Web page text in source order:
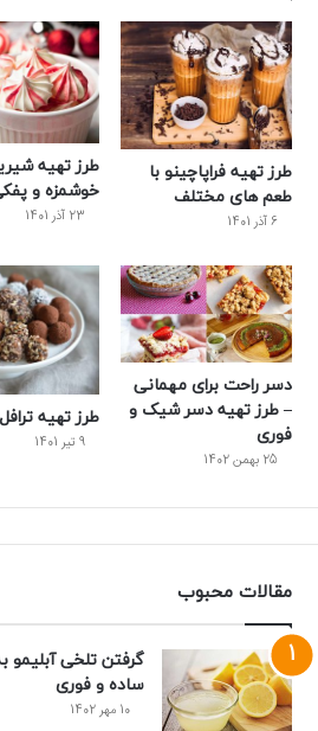
ک
ر
ی
س
ت
ب
طرز تهیه فراپاچینو با
طعم های مختلف
6 آذر 1401
طرز تهیه
خوشمزه و
23 آذر 1401
دسر راحت برای مهمانی
– طرز تهیه دسر شیک و
فوری
25 بهمن 1402
طرز تهیه
9 تیر 1401
مقالات محبوب
ساده و فوری
10 مهر 1402